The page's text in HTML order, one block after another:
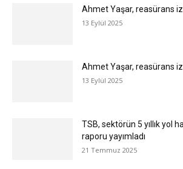
Ahmet Yaşar, reasürans
13 Eylül 2025
Ahmet Yaşar, reasürans
13 Eylül 2025
TSB, sektörün 5 yıllık yol
raporu yayımladı
21 Temmuz 2025